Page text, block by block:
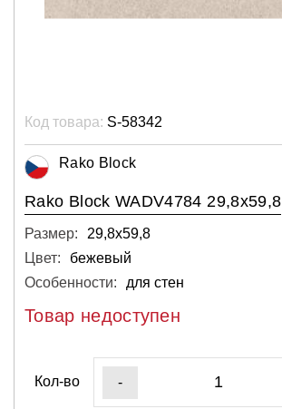
Код товара: S-58342
Rako Block
Rako Block WADV4784 29,8x59,8
Размер:
29,8х59,8
Цвет:
бежевый
Особенности:
для стен
Товар недоступен
Кол-во -